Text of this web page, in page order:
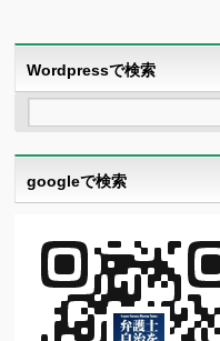
Wordpressで検索
googleで検索